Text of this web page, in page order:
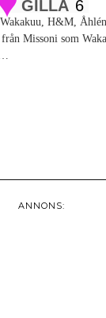
GILLA 6
H&M,
Missoni som
…
ANNONS: